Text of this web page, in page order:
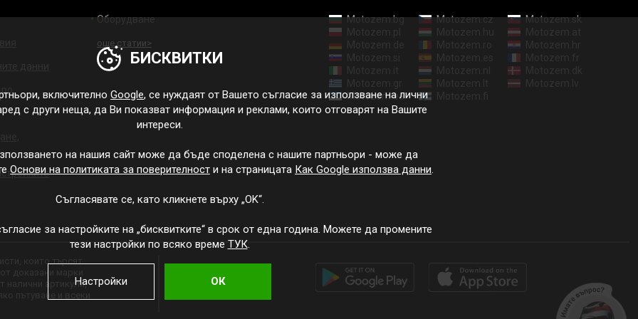
Оборудване
още статии>
Motozem.bg Motozem.cz
Motozem.sk
Motozem.ee
налични артикули,
БИСКВИТКИ
включително Google, се нуждаят от Вашето съгласие за използване на лични
с други неща, да Ви показват информация и реклами, които отговарят на Вашите
интереси.
на нашия сайт може да бъде споделена с нашите партньори - може да
Основи на политиката за поверителност и на страницата Как Google използва данни.
Съгласявате се, като кликнете върху „OK“.
за настройките на „бисквитките“ в срок от една година. Можете да промените
тези настройки по всяко време ТУК.
Настройки ОК